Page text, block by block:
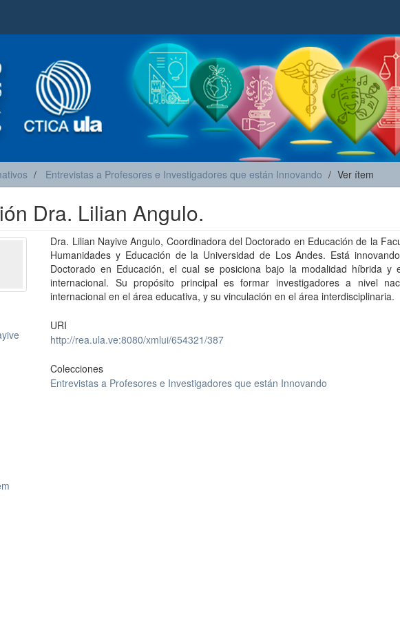
Entrevistas a Profesores e Investigadores que están Innovando Ver ítem
Dra. Lilian Angulo.
Dra. Lilian Nayive Angulo, Coordinadora del Doctorado en Educación de la
Humanidades y Educación de la Universidad de Los Andes. Está
Doctorado en Educación, el cual se posiciona bajo la modalidad híbrida y
internacional. Su propósito principal es formar investigadores a nivel
internacional en el área educativa, y su vinculación en el área interdisciplinaria.
URI
http://rea.ula.ve:8080/xmlui/654321/387
Colecciones
Entrevistas a Profesores e Investigadores que están Innovando